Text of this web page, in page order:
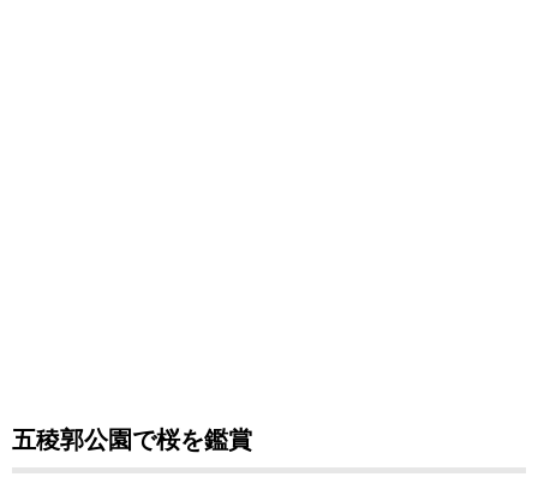
五稜郭公園で桜を鑑賞